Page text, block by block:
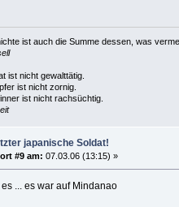
ist auch die Summe dessen, was
ist nicht gewalttätig.
ist nicht zornig.
ist nicht rachsüchtig.
japanische Soldat!
#9 am: 07.03.06 (13:15) »
... es war auf Mindanao